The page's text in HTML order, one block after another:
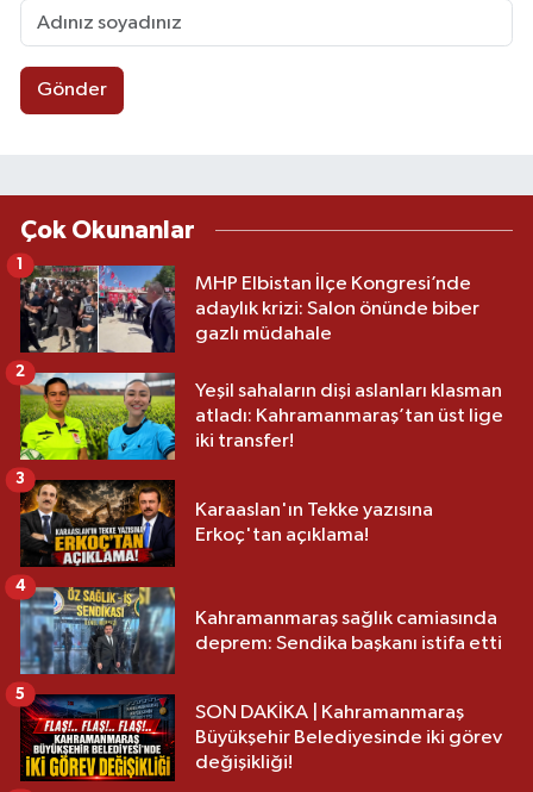
Gönder
Çok Okunanlar
MHP Elbistan İlçe Kongresi’nde
adaylık krizi: Salon önünde biber
gazlı müdahale
1
Yeşil sahaların dişi aslanları klasman
atladı: Kahramanmaraş’tan üst lige
iki transfer!
2
Karaaslan'ın Tekke yazısına
Erkoç'tan açıklama!
3
Kahramanmaraş sağlık camiasında
deprem: Sendika başkanı istifa etti
4
SON DAKİKA | Kahramanmaraş
Büyükşehir Belediyesinde iki görev
değişikliği!
5